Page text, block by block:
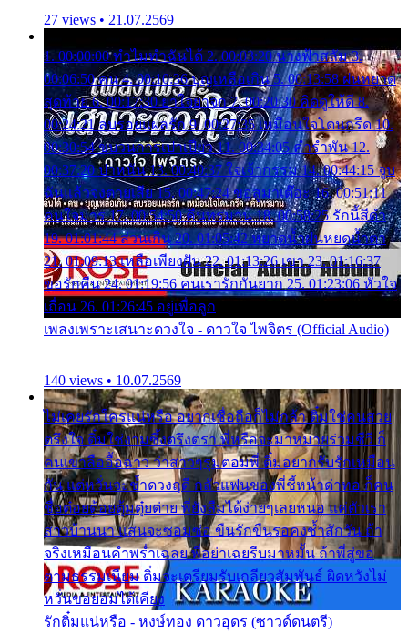
27 views • 21.07.2569
1. 00:00:00 ทำไมทำฉันได้ 2. 00:03:20 นางฟ้าสลัม 3.
00:06:50 คน 4. 00:10:36 บุญเหลือเกิน 5. 00:13:58 ฝนหยาด
สุดท้าย 6. 00:17:30 ยาใจยาจก 7. 00:20:30 คิดดูให้ดี 8.
00:24:21 ลบรอยแผลรัก 9. 00:27:35 เหมือนใจโดนกรีด 10.
00:30:54 ขบวนการเปาเปียว 11. 00:34:05 คำรำพัน 12.
00:37:20 ปาหนัน 13. 00:40:37 ใจเจ้ากรรม 14. 00:44:15 จูบ
ฉันแล้วจงตายเสีย 15. 00:47:24 ขอสูมาเต๊อะ 16. 00:51:11
คนใจมาร 17. 00:54:50 คืนทรมาน 18. 00:58:25 รักนี้สีดำ
19. 01:01:44 ส่วนเกิน 20. 01:05:42 หยาดน้ำฝนหยดน้ำตา
21. 01:09:13 เหลือเพียงฝัน 22. 01:13:26 เขา 23. 01:16:37
ขอรักคืน 24. 01:19:56 คนเรารักกันยาก 25. 01:23:06 หัวใจ
เถื่อน 26. 01:26:45 อยู่เพื่อลูก
เพลงเพราะเสนาะดวงใจ - ดาวใจ ไพจิตร (Official Audio)
140 views • 10.07.2569
ไม่เคยรักใครแน่หรือ อยากเชื่อถือก็ไม่กล้า ติ๋มใช่คนสวย
ตรึงใจ ติ๋มใช่งามซึ้งตรึงตรา พี่หรือจะมาหมายร่วมชีวี ก็
คนเขาลืออื้อฉาว ว่าสาวๆรุมตอมพี่ ติ๋มอยากรับรักเหมือน
กัน แต่หวั่นจะช้ำดวงฤดี กลัวแฟนของพี่ชี้หน้าด่าทอ ก็คน
ชื่อต๋อยต้อยตุ้มตุ๋ยต่าย พี่ยังลืมได้ง่ายๆเลยหนอ แค่ตัวเรา
สาวบ้านนา แสนจะซอมซ่อ ขืนรักขืนรอคงช้ำสักวัน ถ้า
จริงเหมือนคำพร่ำเฉลย พี่อย่าเฉยรีบมาหมั้น ถ้าพี่สู่ขอ
ตามธรรมเนียม ติ๋มจะเตรียมรับเกลียวสัมพันธ์ ผิดหวังไม่
หวั่นขอยอมได้เคียง
รักติ๋มแน่หรือ - หงษ์ทอง ดาวอุดร (ซาวด์ดนตรี)